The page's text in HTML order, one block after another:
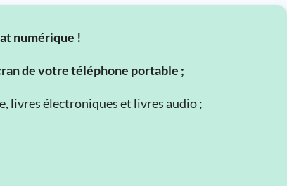
numérique !
de votre téléphone portable ;
livres électroniques et livres audio ;